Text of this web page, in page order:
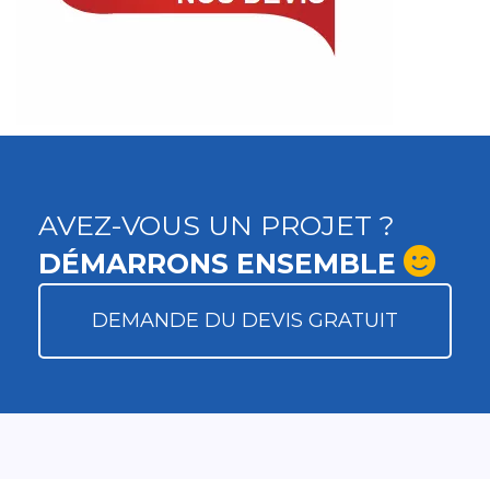
AVEZ-VOUS UN PROJET ?
DÉMARRONS ENSEMBLE
DEMANDE DU DEVIS GRATUIT